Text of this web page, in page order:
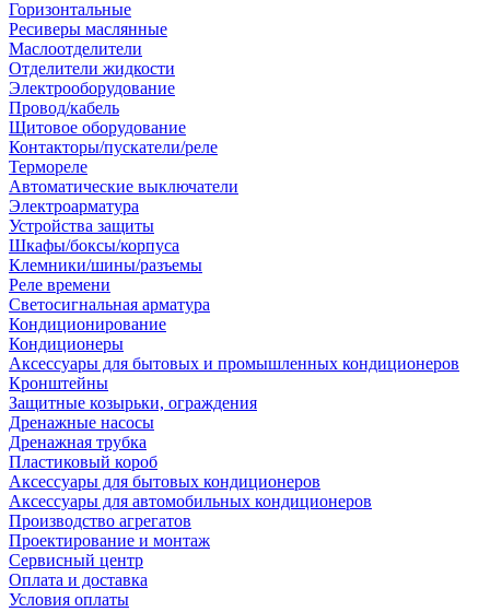
Горизонтальные
Ресиверы маслянные
Маслоотделители
Отделители жидкости
Электрооборудование
Провод/кабель
Щитовое оборудование
Контакторы/пускатели/реле
Термореле
Автоматические выключатели
Электроарматура
Устройства защиты
Шкафы/боксы/корпуса
Клемники/шины/разъемы
Реле времени
Светосигнальная арматура
Кондиционирование
Кондиционеры
Аксессуары для бытовых и промышленных кондиционеров
Кронштейны
Защитные козырьки, ограждения
Дренажные насосы
Дренажная трубка
Пластиковый короб
Аксессуары для бытовых кондиционеров
Аксессуары для автомобильных кондиционеров
Производство агрегатов
Проектирование и монтаж
Сервисный центр
Оплата и доставка
Условия оплаты